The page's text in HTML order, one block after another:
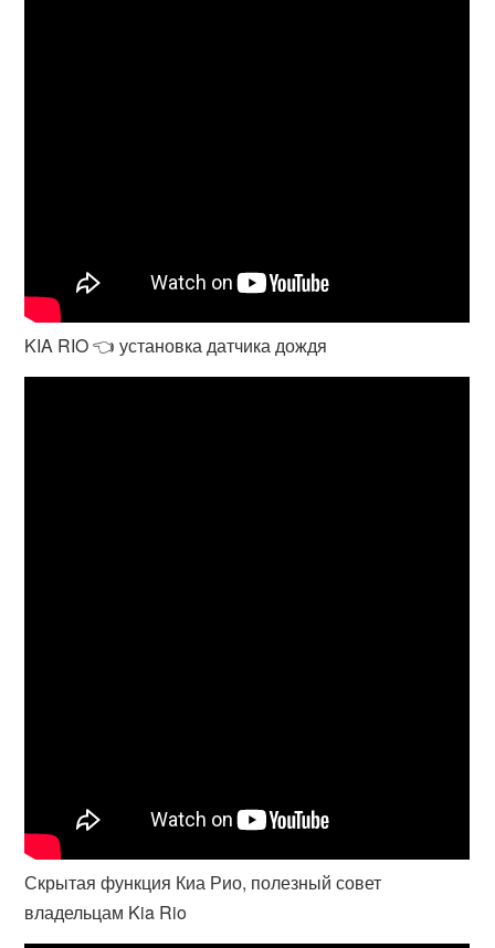
KIA RIO 👈 установка датчика дождя
Скрытая функция Киа Рио, полезный совет
владельцам Kia Rio